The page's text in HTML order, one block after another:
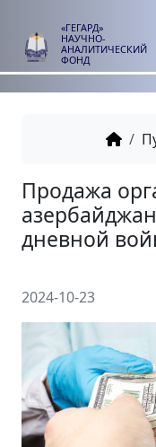
«ГЕГАРД»
НАУЧНО-
ФОНД
Продажа
дневной
2024-10-23